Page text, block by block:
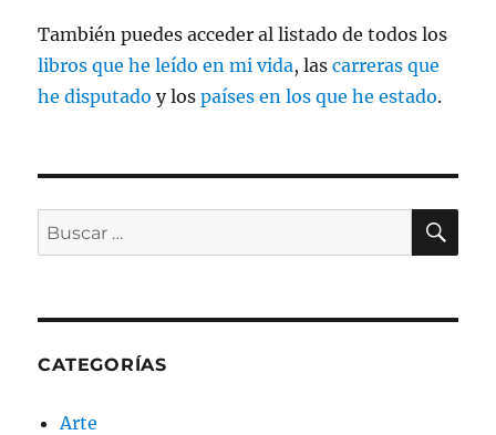
También puedes acceder al listado de todos los
libros que he leído en mi vida, lascarreras que
he disputado y lospaíses en los que he estado.
Buscar
por:
CATEGORÍAS
Arte